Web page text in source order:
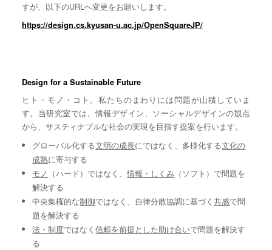
すが、以下のURLへ変更をお願いします。
https://design.cs.kyusan-u.ac.jp/OpenSquareJP/
Design for a Sustainable Future
ヒト・モノ・コト。私たちのまわりには問題が山積していま
す。当研究室では、情報デザイン、ソーシャルデザインの観点
から、サスティナブルな社会の実現を目指す提案を行います。
グローバル化する文明の成長にではなく、多様化する文化の
成熟に寄与する
モノ （ハード）ではなく、情報・しくみ （ソフト）で問題を
解決する
中央集権的な制御ではなく、自律分散協調に基づく共感で問
題を解決する
法・制度ではなく信頼を前提とした助け合いで問題を解決す
る